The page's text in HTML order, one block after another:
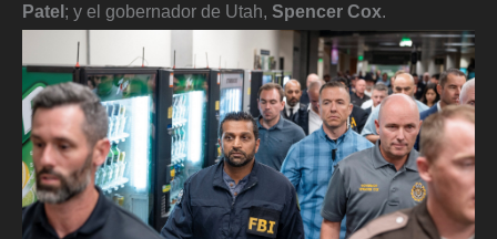
Patel ; y el gobernador de Utah, Spencer Cox.